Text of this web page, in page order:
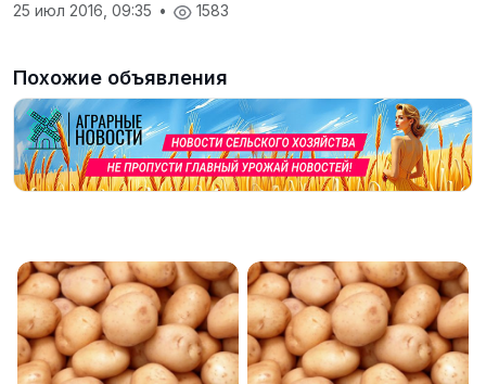
25 июл 2016, 09:35 • 1583
Похожие объявления